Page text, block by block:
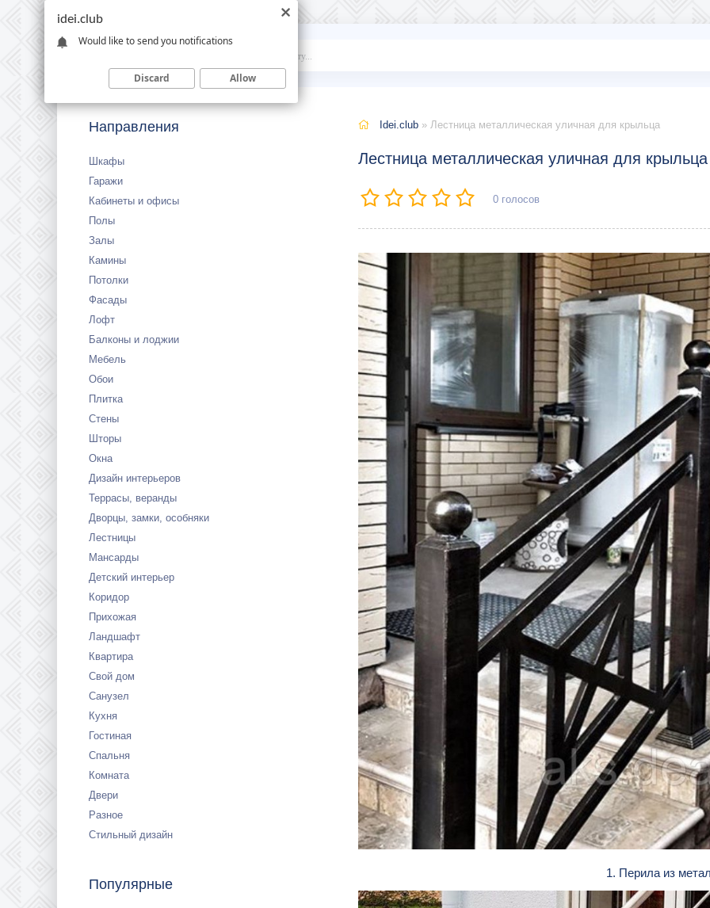
Idei
Направления
Шкафы
Гаражи
Кабинеты и офисы
Полы
Залы
Камины
Потолки
Фасады
Лофт
Балконы и лоджии
Мебель
Обои
Плитка
Стены
Шторы
Окна
Дизайн интерьеров
Террасы, веранды
Дворцы, замки, особняки
Лестницы
Мансарды
Детский интерьер
Коридор
Прихожая
Ландшафт
Квартира
Свой дом
Санузел
Кухня
Гостиная
Спальня
Комната
Двери
Разное
Стильный дизайн
Популярные
Idei.club » Лестница металлическая уличная для крыльца
Лестница металлическая уличная для крыльца
0 голосов
1. Перила из
idei.club
Would like to send you notifications
Discard Allow